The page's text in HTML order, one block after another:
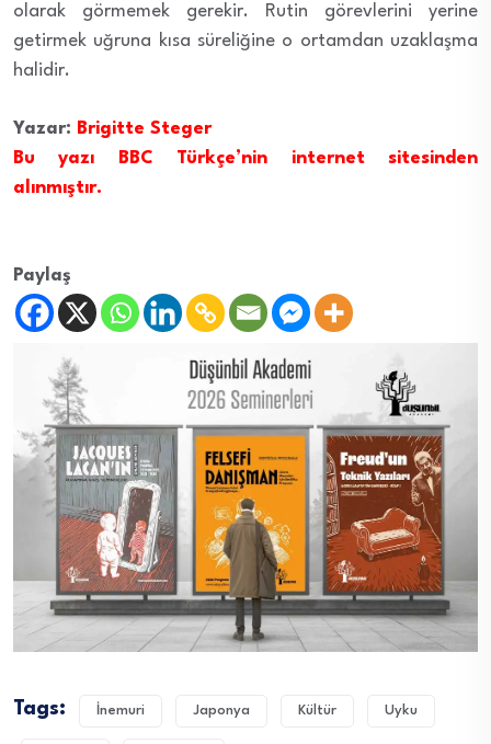
olarak görmemek gerekir. Rutin görevlerini yerine
getirmek uğruna kısa süreliğine o ortamdan uzaklaşma
halidir.
Yazar: Brigitte Steger
Bu yazı BBC Türkçe’nin internet sitesinden
alınmıştır.
Paylaş
Tags: İnemuri Japonya Kültür Uyku